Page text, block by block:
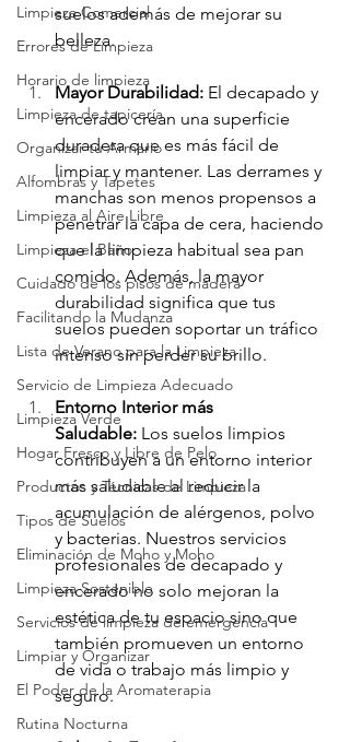
Limpieza Comercial
Errores de Limpieza
Horario de limpieza
Limpieza de tapicería
Organizar tu Armario
Alfombras y Tapetes
Limpieza al Aire Libre
Limpieza el Baño
Cuidado de los pisos de madera
Facilitando la Mudanza
Lista de Verano para la Limpieza
Servicio de Limpieza Adecuado
Limpieza Verde
Hogar Fresco y Libre de Pelo
Productos y Técnicas de Limpieza
Tipos de Suelos
Eliminación de Moho y Moho
Limpieza Sostenible
Servicios de limpieza de emergencia
Limpiar y Organizar
El Poder de la Aromaterapia
Rutina Nocturna
suelos además de mejorar su
belleza.
Mayor Durabilidad: El decapado y
encerado crean una superficie
duradera que es más fácil de
limpiar y mantener. Las derrames y
manchas son menos propensos a
penetrar la capa de cera, haciendo
que la limpieza habitual sea pan
comido. Además, la mayor
durabilidad significa que tus
suelos pueden soportar un tráfico
intenso sin perder su brillo.
Entorno Interior más
Saludable: Los suelos limpios
contribuyen a un entorno interior
más saludable al reducir la
acumulación de alérgenos, polvo
y bacterias. Nuestros servicios
profesionales de decapado y
encerado no solo mejoran la
estética de tu espacio sino que
también promueven un entorno
de vida o trabajo más limpio y
seguro.